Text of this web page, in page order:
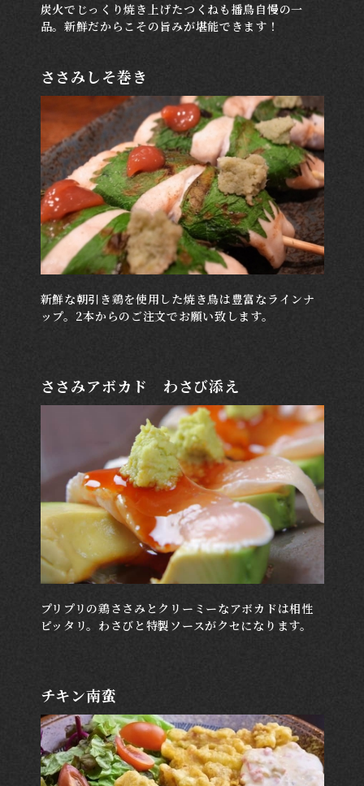
炭火でじっくり焼き上げたつくねも播鳥自慢の一
品。新鮮だからこその旨みが堪能できます！
ささみしそ巻き
新鮮な朝引き鶏を使用した焼き鳥は豊富なラインナ
ップ。2本からのご注文でお願い致します。
ささみアボカド わさび添え
プリプリの鶏ささみとクリーミーなアボカドは相性
ピッタリ。わさびと特製ソースがクセになります。
チキン南蛮